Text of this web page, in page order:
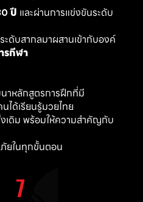
ปี และผ่านการแข่งขันระดับ
ะดับสากลมาผสานเข้ากับองค์
รกีฬา
าหลักสูตรการฝึกที่มี
ได้เรียนรู้มวยไทย
เดิม พร้อมให้ความสำคัญกับ
ภัยในทุกขั้นตอน
7